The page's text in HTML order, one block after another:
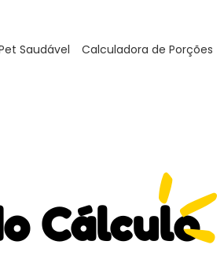
Saudável Calculadora de Porções
Cálculo